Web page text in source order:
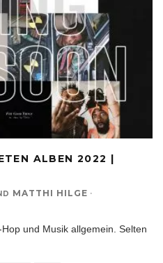
ALBEN 2022 |
MATTHI HILGE ·
und Musik allgemein. Selten